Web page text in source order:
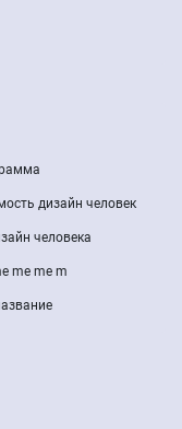
дизайн человек
человека
me me m